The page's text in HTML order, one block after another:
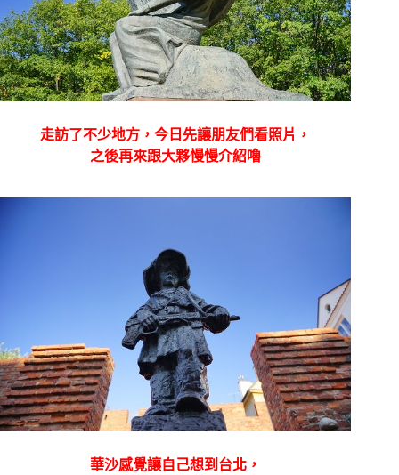
走訪了不少地方，今日先讓朋友們看照片，
之後再來跟大夥慢慢介紹嚕
華沙感覺讓自己想到台北，